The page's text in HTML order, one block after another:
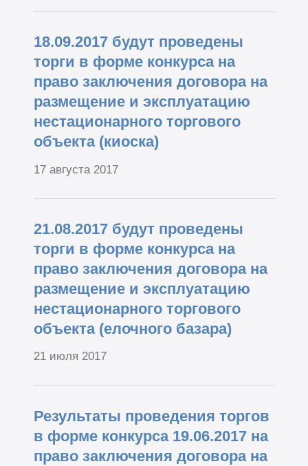
18.09.2017 будут проведены
торги в форме конкурса на
право заключения договора на
размещение и эксплуатацию
нестационарного торгового
объекта (киоска)
17 августа 2017
21.08.2017 будут проведены
торги в форме конкурса на
право заключения договора на
размещение и эксплуатацию
нестационарного торгового
объекта (елочного базара)
21 июля 2017
Результаты проведения торгов
в форме конкурса 19.06.2017 на
право заключения договора на